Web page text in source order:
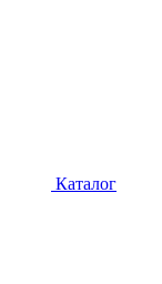
Каталог